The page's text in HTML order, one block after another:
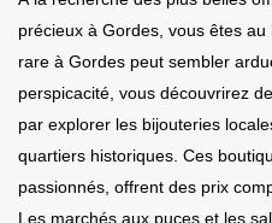
précieux à Gordes, vous êtes
rare à Gordes peut sembler
perspicacité, vous découvrirez
par explorer les bijouteries
quartiers historiques. Ces
passionnés, offrent des prix
Les marchés aux puces et les